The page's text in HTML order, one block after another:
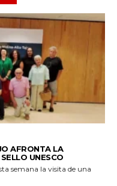
AFRONTA LA
UNESCO
semana la visita de una